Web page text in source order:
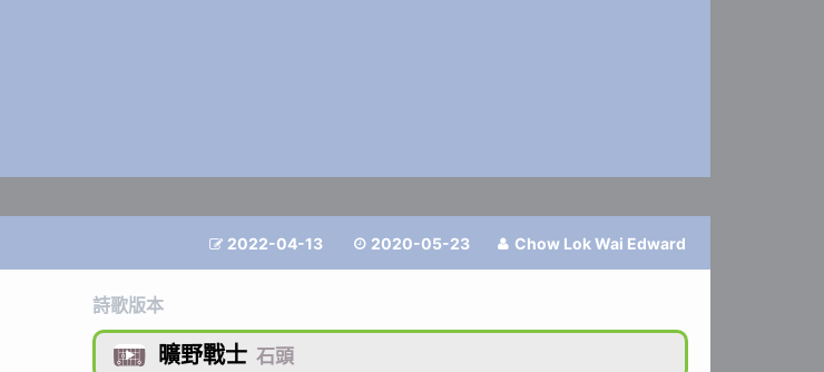
 2022-04-13  2020-05-23  Chow Lok Wai Edward
詩歌版本
 曠野戰士 石頭